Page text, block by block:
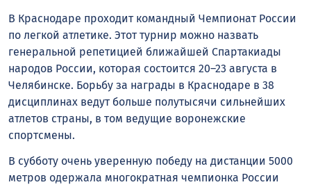
В Краснодаре проходит командный Чемпионат России
по легкой атлетике. Этот турнир можно назвать
генеральной репетицией ближайшей Спартакиады
народов России, которая состоится 20–23 августа в
Челябинске. Борьбу за награды в Краснодаре в 38
дисциплинах ведут больше полутысячи сильнейших
атлетов страны, в том ведущие воронежские
спортсмены.
В субботу очень уверенную победу на дистанции 5000
метров одержала многократная чемпионка России